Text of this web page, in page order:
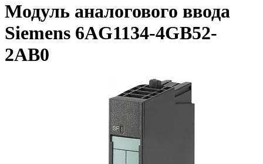
Модуль аналогового ввода
Siemens 6AG1134-4GB52-
2AB0